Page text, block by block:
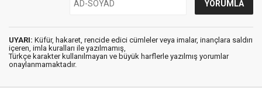
UYARI: Küfür, hakaret, rencide edici cümleler veya imalar, inançlara saldırı
içeren, imla kuralları ile yazılmamış,
Türkçe karakter kullanılmayan ve büyük harflerle yazılmış yorumlar
onaylanmamaktadır.